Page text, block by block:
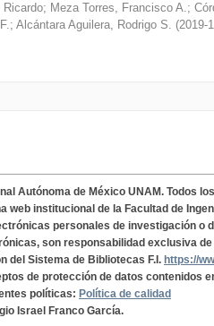
Ricardo; Meza Torres, Francisco A.;
; Alcántara Aguilera, Rodrigo S. (2019-
Autónoma de México UNAM. Todos
web institucional de la Facultad de
personales de investigación o
son responsabilidad exclusiva
del Sistema de Bibliotecas F.I. https://
de protección de datos contenidos
políticas: Política de calidad
Israel Franco García.